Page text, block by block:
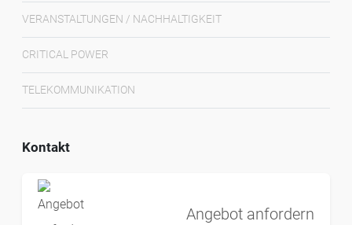
VERANSTALTUNGEN / NACHHALTIGKEIT
CRITICAL POWER
TELEKOMMUNIKATION
Kontakt
Angebot anfordern